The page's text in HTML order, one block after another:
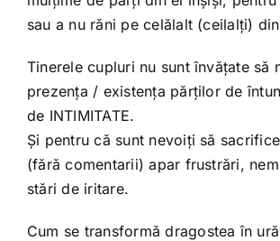
sau a nu răni pe celălalt (ceilalți)
Tinerele cupluri nu sunt învățate să
prezența / existența părților de
de INTIMITATE.
Și pentru că sunt nevoiți să
(fără comentarii) apar frustrări,
stări de iritare.
Cum se transformă dragostea în